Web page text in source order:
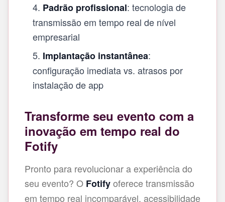
Padrão profissional: tecnologia de
transmissão em tempo real de nível
empresarial
Implantação instantânea:
configuração imediata vs. atrasos por
instalação de app
Transforme seu evento com a
inovação em tempo real do
Fotify
Pronto para revolucionar a experiência do
seu evento? O Fotifyoferece transmissão
em tempo real incomparável, acessibilidade